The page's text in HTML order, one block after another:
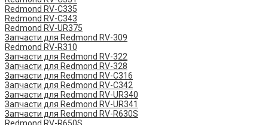
Redmond RV-C335
Redmond RV-C343
Redmond RV-UR375
Запчасти для Redmond RV-309
Redmond RV-R310
Запчасти для Redmond RV-322
Запчасти для Redmond RV-328
Запчасти для Redmond RV-C316
Запчасти для Redmond RV-C342
Запчасти для Redmond RV-UR340
Запчасти для Redmond RV-UR341
Запчасти для Redmond RV-R630S